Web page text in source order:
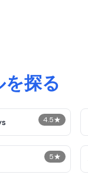
探る
4.5★
5★